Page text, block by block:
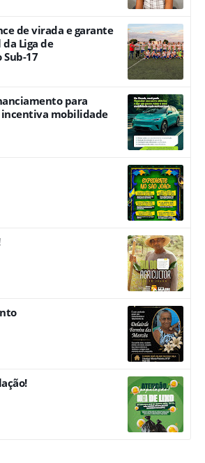
de virada e garante
Liga de
17
para
mobilidade